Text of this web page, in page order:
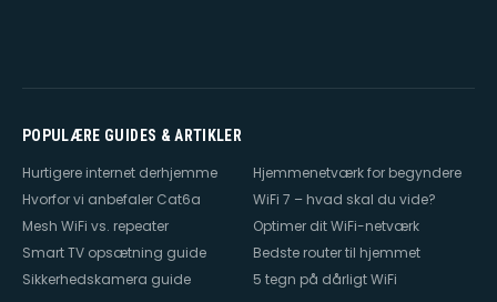
POPULÆRE GUIDES & ARTIKLER
Hurtigere internet derhjemme
Hjemmenetværk for begyndere
Hvorfor vi anbefaler Cat6a
WiFi 7 – hvad skal du vide?
Mesh WiFi vs. repeater
Optimer dit WiFi-netværk
Smart TV opsætning guide
Bedste router til hjemmet
Sikkerhedskamera guide
5 tegn på dårligt WiFi